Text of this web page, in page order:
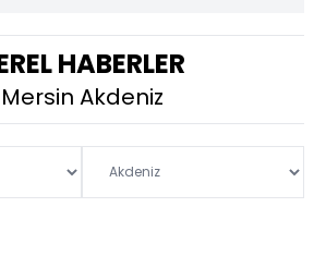
HABERLER
Mersin Akdeniz